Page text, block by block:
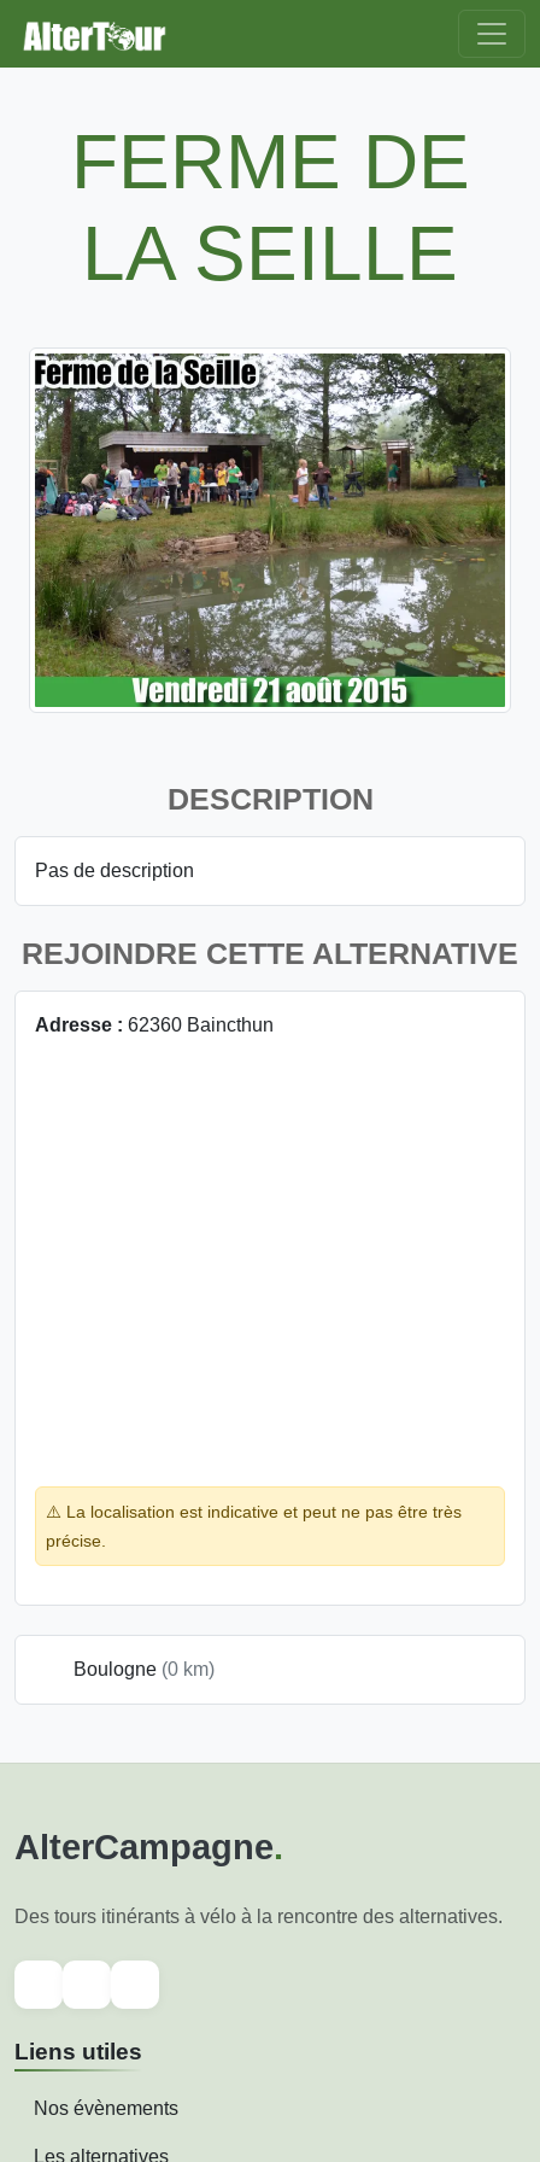
FERME DE
LA SEILLE
DESCRIPTION
Pas de description
REJOINDRE CETTE ALTERNATIVE
Adresse : 62360 Baincthun
⚠️ La localisation est indicative et peut ne pas être très
précise.
Boulogne (0 km)
AlterCampagne.
Des tours itinérants à vélo à la rencontre des alternatives.
Liens utiles
Nos évènements
Les alternatives